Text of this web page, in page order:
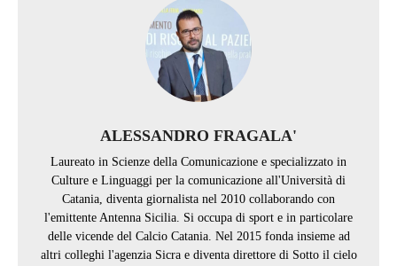
ALESSANDRO FRAGALA'
Laureato in Scienze della Comunicazione e specializzato in
Culture e Linguaggi per la comunicazione all'Università di
Catania, diventa giornalista nel 2010 collaborando con
l'emittente Antenna Sicilia. Si occupa di sport e in particolare
delle vicende del Calcio Catania. Nel 2015 fonda insieme ad
altri colleghi l'agenzia Sicra e diventa direttore di Sotto il cielo